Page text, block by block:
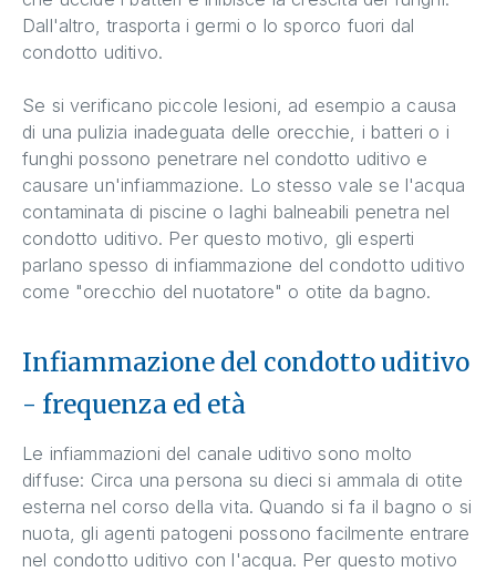
Dall'altro, trasporta i germi o lo sporco fuori dal
condotto uditivo.
Se si verificano piccole lesioni, ad esempio a causa
di una pulizia inadeguata delle orecchie, i batteri o i
funghi possono penetrare nel condotto uditivo e
causare un'infiammazione. Lo stesso vale se l'acqua
contaminata di piscine o laghi balneabili penetra nel
condotto uditivo. Per questo motivo, gli esperti
parlano spesso di infiammazione del condotto uditivo
come "orecchio del nuotatore" o otite da bagno.
Infiammazione del condotto uditivo
- frequenza ed età
Le infiammazioni del canale uditivo sono molto
diffuse: Circa una persona su dieci si ammala di otite
esterna nel corso della vita. Quando si fa il bagno o si
nuota, gli agenti patogeni possono facilmente entrare
nel condotto uditivo con l'acqua. Per questo motivo